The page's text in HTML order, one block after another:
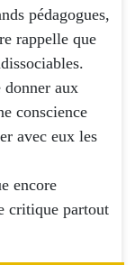
pédagogues,
rappelle que
donner aux
conscience
avec eux les
encore
critique partout